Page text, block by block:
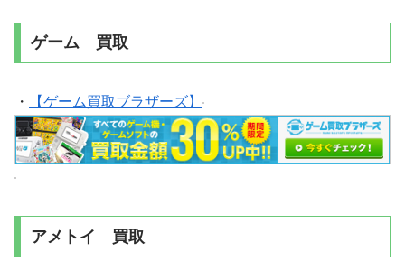
ゲーム 買取
・ 【ゲーム買取ブラザーズ】
アメトイ 買取